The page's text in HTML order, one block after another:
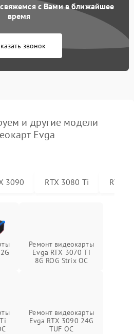
с Вами в ближайшее
время
звонок
и другие модели
Evga
3090 RTX 3080 Ti RTX
Ремонт видеокарты
Evga RTX 3070 Ti
8G ROG Strix OC
Ремонт видеокарты
Evga RTX 3090 24G
TUF OC